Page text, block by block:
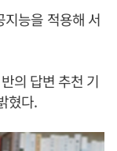
능을 적용해 서
의 답변 추천 기
혔다.